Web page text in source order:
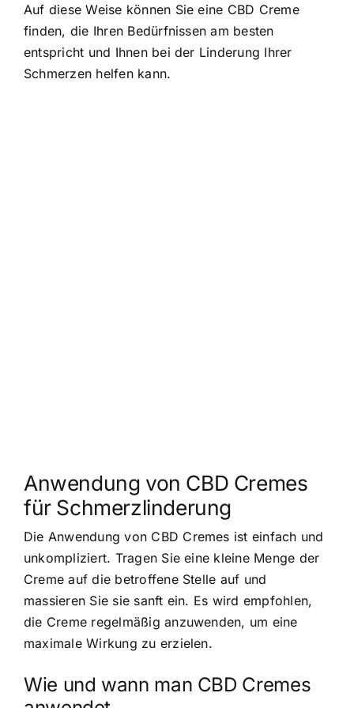
Auf diese Weise können Sie eine CBD Creme
finden, die Ihren Bedürfnissen am besten
entspricht und Ihnen bei der Linderung Ihrer
Schmerzen helfen kann.
Anwendung von CBD Cremes
für Schmerzlinderung
Die Anwendung von CBD Cremes ist einfach und
unkompliziert. Tragen Sie eine kleine Menge der
Creme auf die betroffene Stelle auf und
massieren Sie sie sanft ein. Es wird empfohlen,
die Creme regelmäßig anzuwenden, um eine
maximale Wirkung zu erzielen.
Wie und wann man CBD Cremes